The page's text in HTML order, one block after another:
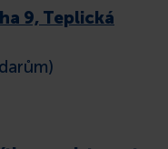
9, Teplická